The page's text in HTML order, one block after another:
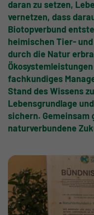
daran zu setzen,
vernetzen, dass
Biotopverbund
heimischen Tier-
durch die Natur
fachkundiges
Stand des Wissens
Lebensgrundlage
sichern. Gemeinsam
naturverbundene